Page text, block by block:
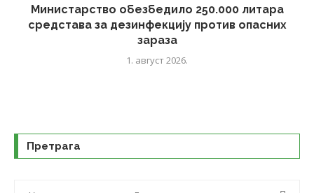
Министарство обезбедило 250.000 литара
средстава за дезинфекцију против опасних
зараза
1. август 2026.
Претрага